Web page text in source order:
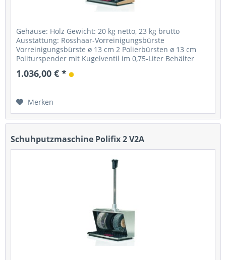
Gehäuse: Holz Gewicht: 20 kg netto, 23 kg brutto
Ausstattung: Rosshaar-Vorreinigungsbürste
Vorreinigungsbürste ø 13 cm 2 Polierbürsten ø 13 cm
Politurspender mit Kugelventil im 0,75-Liter Behälter
1.036,00 € *
Merken
Schuhputzmaschine Polifix 2 V2A